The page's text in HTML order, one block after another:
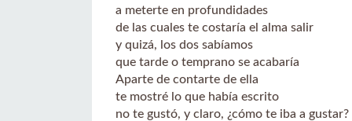
a meterte en profundidades
de las cuales te costaría el alma salir
y quizá, los dos sabíamos
que tarde o temprano se acabaría
Aparte de contarte de ella
te mostré lo que había escrito
no te gustó, y claro, ¿cómo te iba a gustar?